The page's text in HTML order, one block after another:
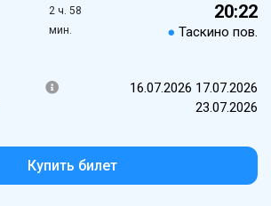
2 ч. 58
мин.
20:22
● Таскино пов.
16.07.2026 17.07.2026
23.07.2026
Купить билет